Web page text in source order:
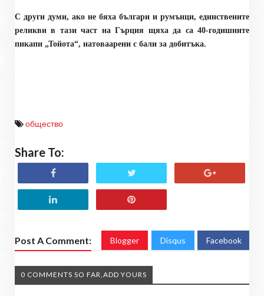
С други думи, ако не бяха българи и румънци, единствените
реликви в тази част на Гърция щяха да са 40-годишните
пикапи „Тойота“, натоваарени с бали за добитъка.
общество
Share To:
Post A Comment: Blogger Disqus Facebook
0 COMMENTS SO FAR,ADD YOURS